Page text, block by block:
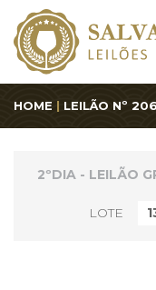
HOME | LEILÃO Nº
LOTE